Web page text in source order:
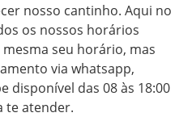
nosso cantinho. Aqui no
os nossos horários
seu horário, mas
via whatsapp,
disponível das 08 às 18:00
te atender.